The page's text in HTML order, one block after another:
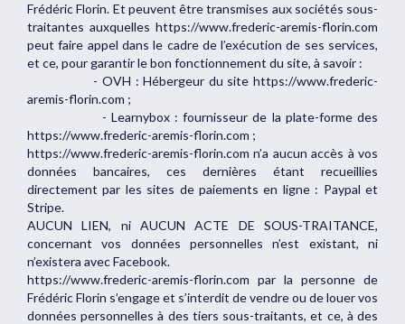
Frédéric Florin. Et peuvent être transmises aux sociétés sous-
traitantes auxquelles https://www.frederic-aremis-florin.com
peut faire appel dans le cadre de l’exécution de ses services,
et ce, pour garantir le bon fonctionnement du site, à savoir :
- OVH : Hébergeur du site https://www.frederic-
aremis-florin.com ;
- Learnybox : fournisseur de la plate-forme des
https://www.frederic-aremis-florin.com ;
https://www.frederic-aremis-florin.com n’a aucun accès à vos
données bancaires, ces dernières étant recueillies
directement par les sites de paiements en ligne : Paypal et
Stripe.
AUCUN LIEN, ni AUCUN ACTE DE SOUS-TRAITANCE,
concernant vos données personnelles n’est existant, ni
n’existera avec Facebook.
https://www.frederic-aremis-florin.com par la personne de
Frédéric Florin s’engage et s’interdit de vendre ou de louer vos
données personnelles à des tiers sous-traitants, et ce, à des